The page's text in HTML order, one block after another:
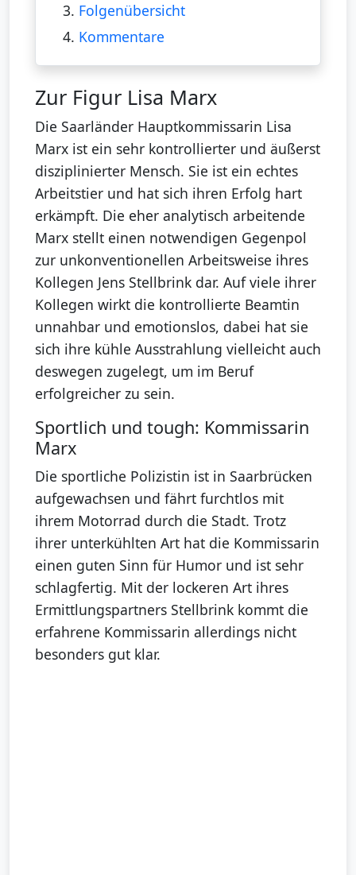
3. Folgenübersicht
4. Kommentare
Zur Figur Lisa Marx
Die Saarländer Hauptkommissarin Lisa
Marx ist ein sehr kontrollierter und äußerst
disziplinierter Mensch. Sie ist ein echtes
Arbeitstier und hat sich ihren Erfolg hart
erkämpft. Die eher analytisch arbeitende
Marx stellt einen notwendigen Gegenpol
zur unkonventionellen Arbeitsweise ihres
Kollegen Jens Stellbrink dar. Auf viele ihrer
Kollegen wirkt die kontrollierte Beamtin
unnahbar und emotionslos, dabei hat sie
sich ihre kühle Ausstrahlung vielleicht auch
deswegen zugelegt, um im Beruf
erfolgreicher zu sein.
Sportlich und tough: Kommissarin
Marx
Die sportliche Polizistin ist in Saarbrücken
aufgewachsen und fährt furchtlos mit
ihrem Motorrad durch die Stadt. Trotz
ihrer unterkühlten Art hat die Kommissarin
einen guten Sinn für Humor und ist sehr
schlagfertig. Mit der lockeren Art ihres
Ermittlungspartners Stellbrink kommt die
erfahrene Kommissarin allerdings nicht
besonders gut klar.